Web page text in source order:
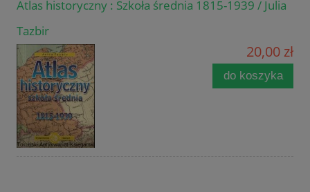
Atlas historyczny : Szkoła średnia 1815-1939 / Julia
Tazbir
20,00 zł
do koszyka